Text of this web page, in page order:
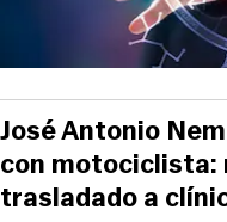
José Antonio
con
trasladado a